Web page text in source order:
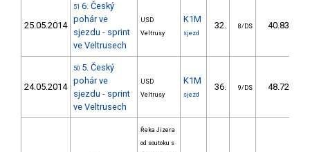
25.05.2014
51 6. Český
pohár ve
sjezdu - sprint
ve Veltrusech
USD
Veltrusy
K1M
sjezd
32. 8/DS 40.83
24.05.2014
50 5. Český
pohár ve
sjezdu - sprint
ve Veltrusech
USD
Veltrusy
K1M
sjezd
36. 9/DS 48.72
Řeka Jizera
od soutoku s